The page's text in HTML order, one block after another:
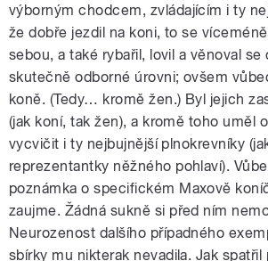
výborným chodcem, zvládajícím i ty
že dobře jezdil na koni, to se
sebou, a také rybařil, lovil a věnoval se
skutečně odborné úrovni; ovšem
koně. (Tedy… kromě žen.) Byl jejich
(jak koní, tak žen), a kromě toho uměl
vycvičit i ty nejbujnější plnokrevníky
reprezentantky něžného pohlaví).
poznámka o specifickém Maxově
zaujme. Žádná sukně si před ním
Neurozenost dalšího případného
sbírky mu nikterak nevadila. Jak spatřil